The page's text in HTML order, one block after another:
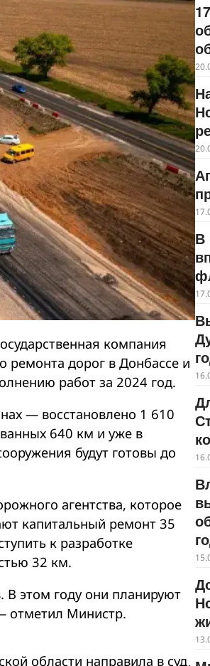
компания
ремонта дорог в Донбассе и
работ за 2024 год.
— восстановлено 1 610
640 км и уже в
будут готовы до
агентства, которое
капитальный ремонт 35
к разработке
32 км.
этом году они планируют
отметил Министр.
области направила в суд
В